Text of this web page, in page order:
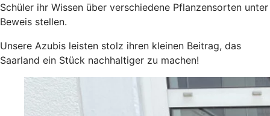
Schüler ihr Wissen über verschiedene Pflanzensorten unter
Beweis stellen.
Unsere Azubis leisten stolz ihren kleinen Beitrag, das
Saarland ein Stück nachhaltiger zu machen!